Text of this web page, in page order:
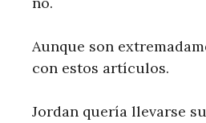
Aunque son
con estos artículos.
Jordan quería llevarse